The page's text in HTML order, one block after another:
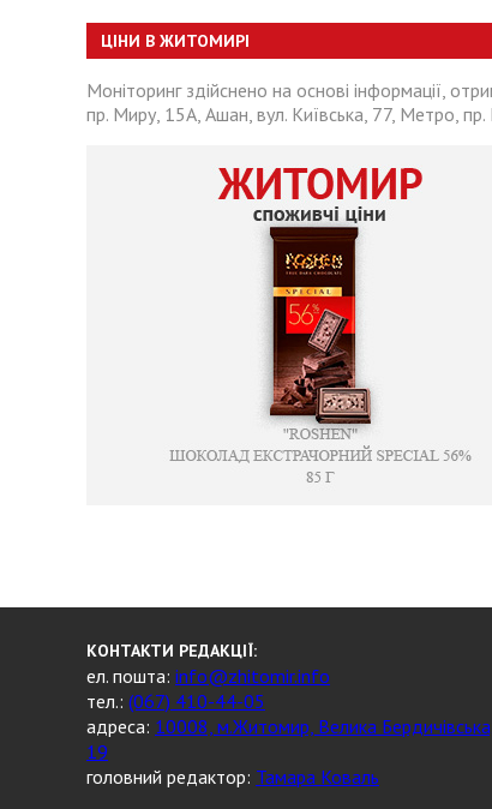
ЦІНИ В ЖИТОМИРІ
Моніторинг здійснено на основі інформації,
пр. Миру, 15А, Ашан, вул. Київська, 77, Метро, пр.
КОНТАКТИ РЕДАКЦІЇ:
ел. пошта: info@zhitomir.info
тел.: (067) 410-44-05
адреса: 10008, м.Житомир, Велика Бердичівська,
19
головний редактор: Тамара Коваль